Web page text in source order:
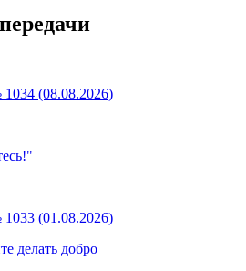
(08.08.2026)
(01.08.2026)